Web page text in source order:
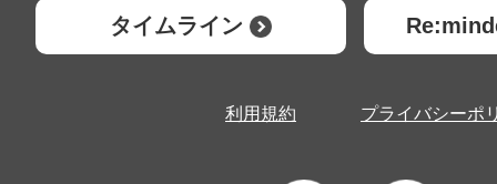
タイムライン
利用規約 プライバシーポ